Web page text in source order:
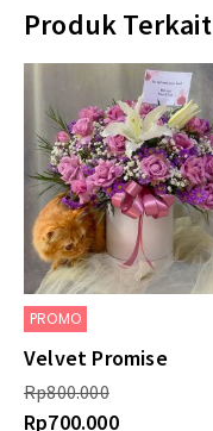
Produk Terkait
PROMO
Velvet Promise
Rp800.000
Rp700.000